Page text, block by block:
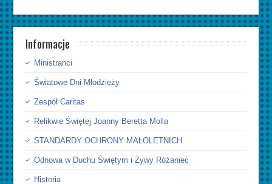
Informacje
Ministranci
Światowe Dni Młodzieży
Zespół Caritas
Relikwie Świętej Joanny Beretta Molla
STANDARDY OCHRONY MAŁOLETNICH
Odnowa w Duchu Świętym i Żywy Różaniec
Historia